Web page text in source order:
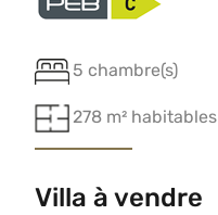
5 chambre(s)
278 m² habitables
Villa à vendre